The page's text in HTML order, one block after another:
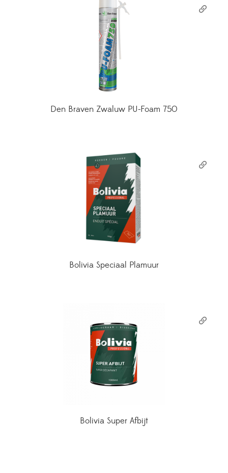
Den Braven Zwaluw PU-Foam 750
Bolivia Speciaal Plamuur
Bolivia Super Afbijt